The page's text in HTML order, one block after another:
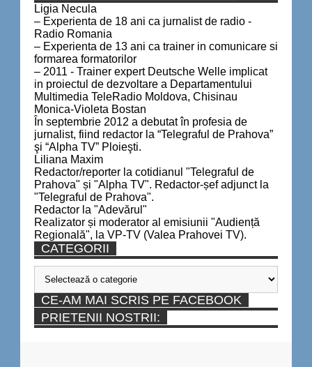
Ligia Necula
– Experienta de 18 ani ca jurnalist de radio -
Radio Romania
– Experienta de 13 ani ca trainer in comunicare si
formarea formatorilor
– 2011 - Trainer expert Deutsche Welle implicat
in proiectul de dezvoltare a Departamentului
Multimedia TeleRadio Moldova, Chisinau
Monica-Violeta Bostan
În septembrie 2012 a debutat în profesia de
jurnalist, fiind redactor la “Telegraful de Prahova”
şi “Alpha TV” Ploieşti.
Liliana Maxim
Redactor/reporter la cotidianul "Telegraful de
Prahova" și "Alpha TV". Redactor-șef adjunct la
"Telegraful de Prahova".
Redactor la "Adevărul"
Realizator și moderator al emisiunii "Audiență
Regională", la VP-TV (Valea Prahovei TV).
CATEGORII
Categorii
CE-AM MAI SCRIS PE FACEBOOK
PRIETENII NOSTRII: